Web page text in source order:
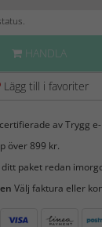
HANDLA
Lägg till i favoriter
av Trygg
över 899 kr.
ditt paket redan
Välj faktura eller